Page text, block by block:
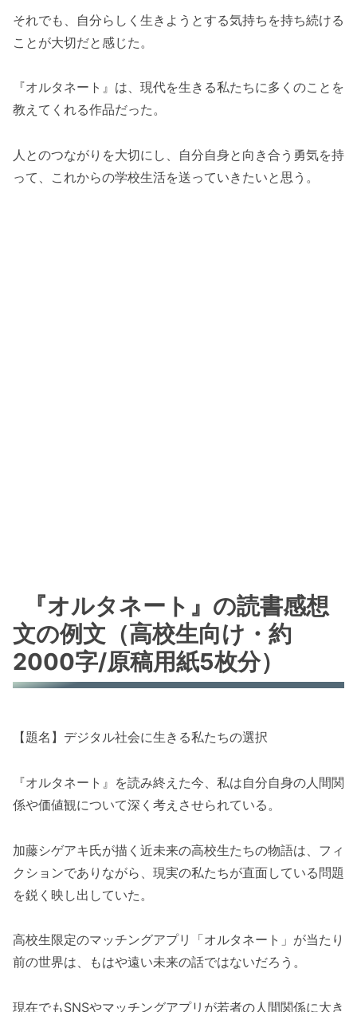
それでも、自分らしく生きようとする気持ちを持ち続ける
ことが大切だと感じた。
『オルタネート』は、現代を生きる私たちに多くのことを
教えてくれる作品だった。
人とのつながりを大切にし、自分自身と向き合う勇気を持
って、これからの学校生活を送っていきたいと思う。
『オルタネート』の読書感想
文の例文（高校生向け・約
2000字/原稿用紙5枚分）
【題名】デジタル社会に生きる私たちの選択
『オルタネート』を読み終えた今、私は自分自身の人間関
係や価値観について深く考えさせられている。
加藤シゲアキ氏が描く近未来の高校生たちの物語は、フィ
クションでありながら、現実の私たちが直面している問題
を鋭く映し出していた。
高校生限定のマッチングアプリ「オルタネート」が当たり
前の世界は、もはや遠い未来の話ではないだろう。
現在でもSNSやマッチングアプリが若者の人間関係に大き